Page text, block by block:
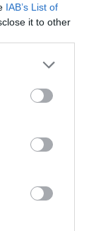
IAB’s List of
it to other
more Google
may click to
tags to
below Google